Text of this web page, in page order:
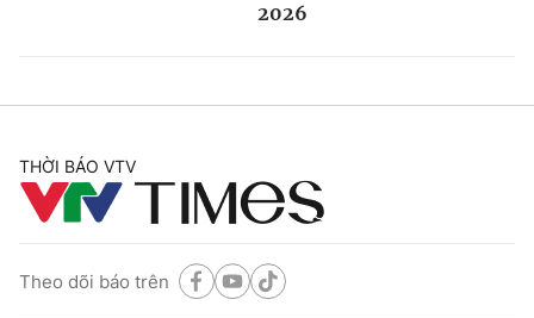
2026
THỜI BÁO VTV
Theo dõi báo trên